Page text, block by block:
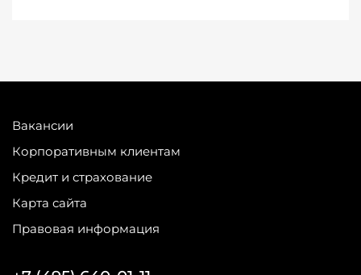
Вакансии
Корпоративным клиентам
Кредит и страхование
Карта сайта
Правовая информация